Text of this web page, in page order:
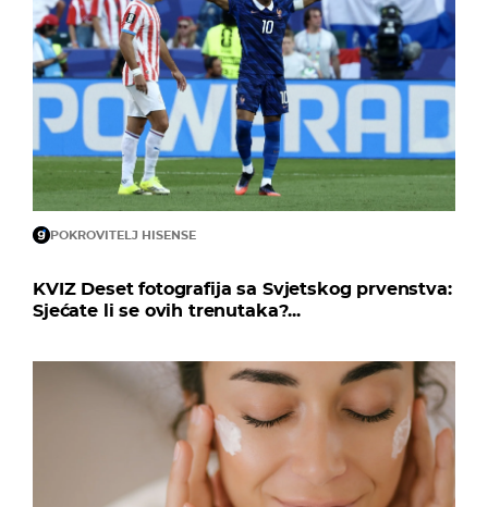
POKROVITELJ HISENSE
KVIZ Deset fotografija sa Svjetskog prvenstva:
Sjećate li se ovih trenutaka?...